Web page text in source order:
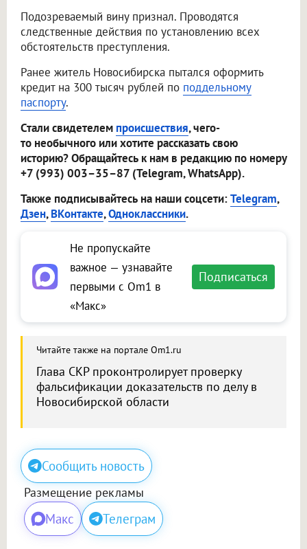
Подозреваемый вину признал. Проводятся
следственные действия по установлению всех
обстоятельств преступления.
Ранее житель Новосибирска пытался оформить
кредит на 300 тысяч рублей по поддельному
паспорту.
Стали свидетелем происшествия, чего-
то необычного или хотите рассказать свою
историю? Обращайтесь к нам в редакцию по номеру
+7 (993) 003–35–87 (Telegram, WhatsApp).
Также подписывайтесь на наши соцсети:Telegram,
Дзен,ВКонтакте,Одноклассники.
Не пропускайте
важное — узнавайте
первыми с Om1 в
«Макс»
Подписаться
Читайте также на портале Om1.ru
Глава СКР проконтролирует проверку
фальсификации доказательств по делу в
Новосибирской области
Сообщить новость
Размещение рекламы
Макс Телеграм